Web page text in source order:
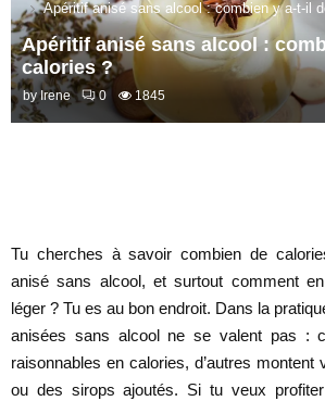
Apéritif anisé sans alcool : combien y a-t-il
Apéritif anisé sans alcool :
calories ?
byIrene 0 1845
Tu cherches à savoir combien de
anisé sans alcool, et surtout comment
léger ? Tu es au bon endroit. Dans la
anisées sans alcool ne se valent pas :
raisonnables en calories, d’autres
ou des sirops ajoutés. Si tu veux